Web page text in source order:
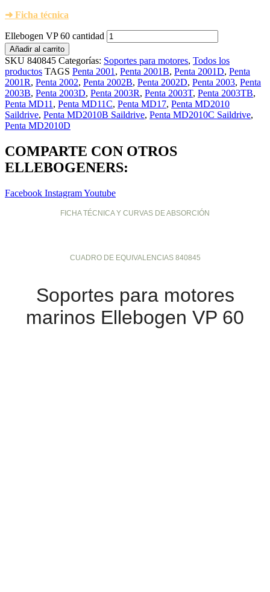
➜ Ficha técnica
Ellebogen VP 60 cantidad
Añadir al carrito
SKU 840845 Categorías: Soportes para motores, Todos los
productos TAGS Penta 2001 , Penta 2001B, Penta 2001D, Penta
2001R, Penta 2002, Penta 2002B, Penta 2002D, Penta 2003, Penta
2003B, Penta 2003D, Penta 2003R, Penta 2003T, Penta 2003TB,
Penta MD11 , Penta MD11C, Penta MD17, Penta MD2010
Saildrive, Penta MD2010B Saildrive, Penta MD2010C Saildrive,
Penta MD2010D
COMPARTE CON OTROS
ELLEBOGENERS:
Facebook InstagramYoutube
FICHA TÉCNICA Y CURVAS DE ABSORCIÓN
CUADRO DE EQUIVALENCIAS 840845
Soportes para motores
marinos Ellebogen VP 60